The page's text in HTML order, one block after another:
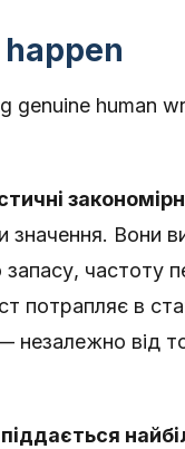
genuine human
значення. Вони
частоту
потрапляє в
незалежно від